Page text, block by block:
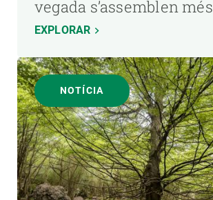
vegada s’assemblen més
EXPLORAR
NOTÍCIA